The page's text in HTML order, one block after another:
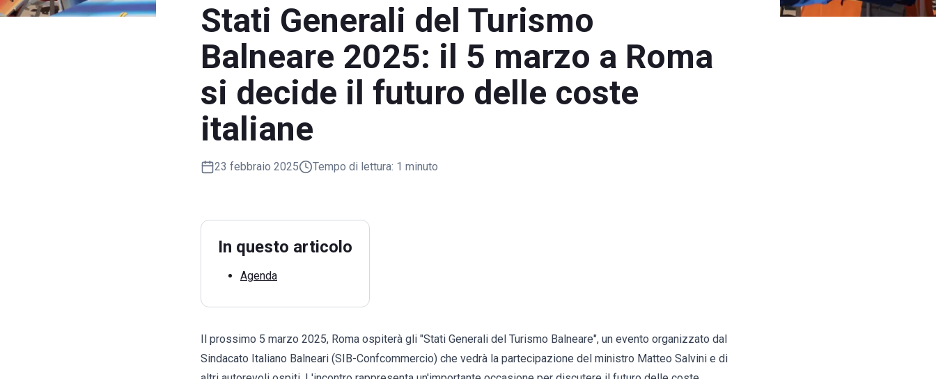
Stati Generali del Turismo
Balneare 2025: il 5 marzo a Roma
si decide il futuro delle coste
italiane
23 febbraio 2025 Tempo di lettura: 1 minuto
In questo articolo
Agenda
Il prossimo 5 marzo 2025, Roma ospiterà gli "Stati Generali del Turismo Balneare", un evento organizzato dal
Sindacato Italiano Balneari (SIB-Confcommercio) che vedrà la partecipazione del ministro Matteo Salvini e di